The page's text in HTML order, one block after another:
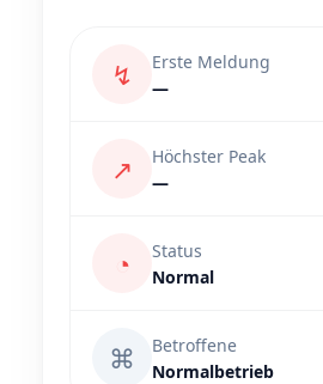
↯
Erste Meldung
—
↗
Höchster Peak
—
◔
Status
Normal
⌘
Betroffene
Normalbetrieb